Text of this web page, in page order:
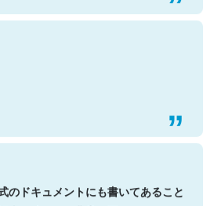
ドキュメントにも書いてあること
事に珍しく、非常に正しくてわかり